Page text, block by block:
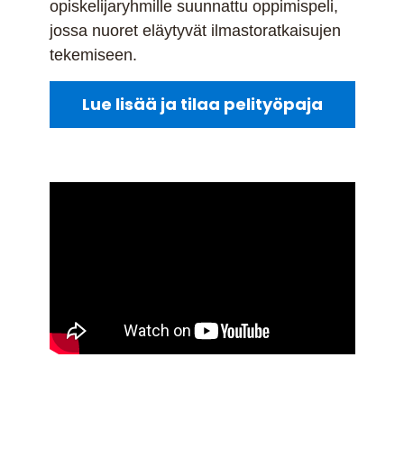
opiskelijaryhmille suunnattu oppimispeli,
jossa nuoret eläytyvät ilmastoratkaisujen
tekemiseen.
Lue lisää ja tilaa pelityöpaja